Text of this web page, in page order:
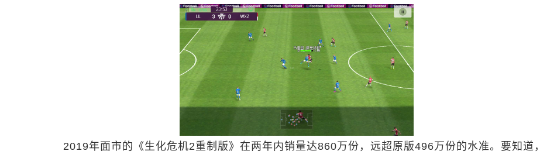
2019年面市的《生化危机2重制版》在两年内销量达860万份，远超原版496万份的水准。要知道，